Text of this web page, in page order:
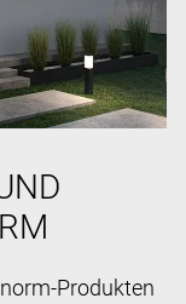
Produkten